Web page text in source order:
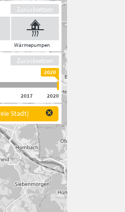
Zurücksetzen
Wärmepumpen
Zurücksetzen
2020
2017 2020